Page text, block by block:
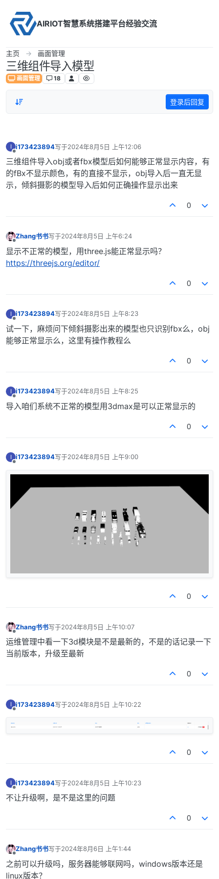
AIRIOT智慧系统搭建平台经验交流
主页 画面管理
三维组件导入模型
画面管理 18
登录后回复
I
离线
i173423894写于2024年8月5日 上午12:06
最后由 编辑
三维组件导入obj或者fbx模型后如何能够正常显示内容，有
的fBx不显示颜色，有的直接不显示，obj导入后一直无显
示，倾斜摄影的模型导入后如何正确操作显示出来
0
Zhang书书写于2024年8月5日 上午6:24
最后由 编辑
显示不正常的模型，用three.js能正常显示吗？
https://threejs.org/editor/
0
I i173423894写于2024年8月5日 上午8:23
最后由 编辑
试一下，麻烦问下倾斜摄影出来的模型也只识别fbx么，obj
能够正常显示么，这里有操作教程么
0
I i173423894写于2024年8月5日 上午8:25
最后由 编辑
导入咱们系统不正常的模型用3dmax是可以正常显示的
0
I i173423894写于2024年8月5日 上午9:00
最后由 编辑
0
Zhang书书写于2024年8月5日 上午10:07
最后由 编辑
运维管理中看一下3d模块是不是最新的，不是的话记录一下
当前版本，升级至最新
0
I i173423894写于2024年8月5日 上午10:22
最后由 编辑
0
I
离线
i173423894写于2024年8月5日 上午10:23
最后由 编辑
不让升级啊，是不是这里的问题
0
Zhang书书写于2024年8月6日 上午1:44
最后由 编辑
之前可以升级吗，服务器能够联网吗，windows版本还是
linux版本？